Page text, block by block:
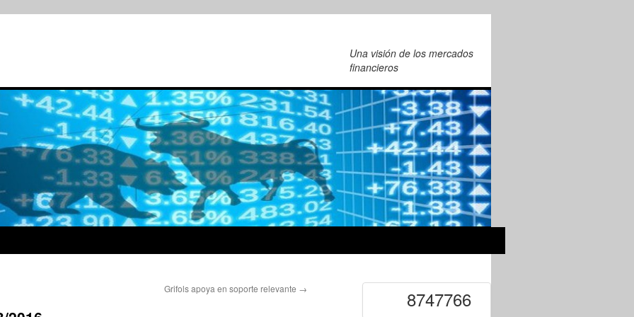
Una visión de los mercados
financieros
Grifols apoya en soporte relevante → 8747766